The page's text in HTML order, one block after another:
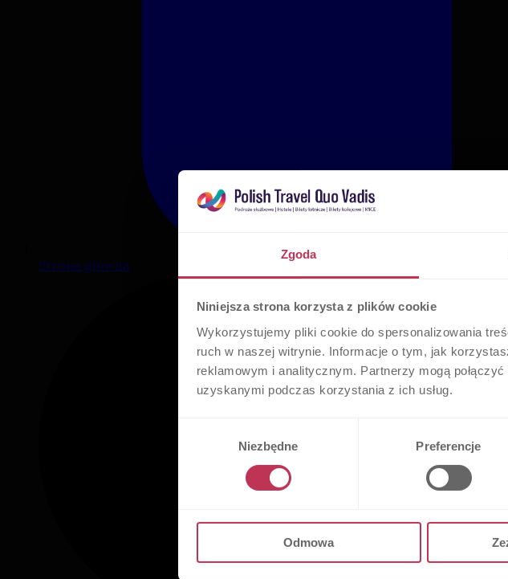
Zgoda
Niniejsza strona korzysta z plików cookie
Wykorzystujemy pliki cookie do spersonalizowania
ruch w naszej witrynie. Informacje o tym, jak
reklamowym i analitycznym. Partnerzy mogą
uzyskanymi podczas korzystania z ich usług.
Niezbędne Preferencje
Odmowa
Strona główna